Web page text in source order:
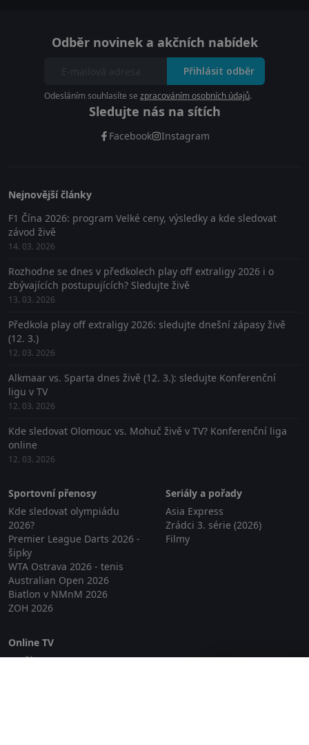
Odběr novinek a akčních nabídek
Přihlásit odběr
Odesláním souhlasíte se zpracováním osobních údajů.
Sledujte nás na sítích
Facebook Instagram
Nejnovější články
F1 Čína 2026: program Velké ceny, výsledky a kde sledovat
závod živě
14. 03. 2026
Rozhodne se dnes v předkolech play off extraligy 2026 i o
zbývajících postupujících? Sledujte živě
13. 03. 2026
Předkola play off extraligy 2026: sledujte dnešní zápasy živě
(12. 3.)
12. 03. 2026
Alkmaar vs. Sparta dnes živě (12. 3.): sledujte Konferenční
ligu v TV
12. 03. 2026
Kde sledovat Olomouc vs. Mohuč živě v TV? Konferenční liga
online
12. 03. 2026
Sportovní přenosy
Kde sledovat olympiádu
2026?
Premier League Darts 2026 -
šipky
WTA Ostrava 2026 - tenis
Australian Open 2026
Biatlon v NMnM 2026
ZOH 2026
Seriály a pořady
Asia Express
Zrádci 3. série (2026)
Filmy
Online TV
Lepší.TV